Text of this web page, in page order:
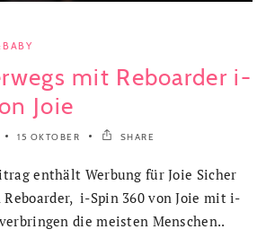
mit Reboarder i-
Joie
15 OKTOBER SHARE
enthält Werbung für Joie Sicher
i-Spin 360 von Joie mit i-
die meisten Menschen..